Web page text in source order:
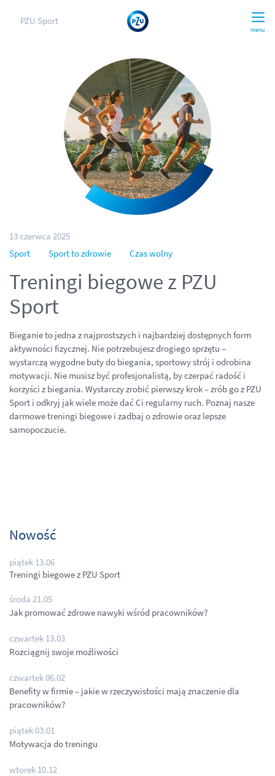
menu
PZU Sport
13 czerwca 2025
Sport
Sport to zdrowie Czas wolny
Treningi biegowe z PZU
Sport
Bieganie to jedna z najprostszych i najbardziej dostępnych form
aktywności fizycznej. Nie potrzebujesz drogiego sprzętu –
wystarczą wygodne buty do biegania, sportowy strój i odrobina
motywacji. Nie musisz być profesjonalistą, by czerpać radość i
korzyści z biegania. Wystarczy zrobić pierwszy krok – zrób go z PZU
Sport i odkryj jak wiele może dać Ci regularny ruch. Poznaj nasze
darmowe treningi biegowe i zadbaj o zdrowie oraz lepsze
samopoczucie.
Nowość
piątek 13.06
Treningi biegowe z PZU Sport
środa 21.05
Jak promować zdrowe nawyki wśród pracowników?
czwartek 13.03
Rozciągnij swoje moźliwości
czwartek 06.02
Benefity w firmie – jakie w rzeczywistości mają znaczenie dla
pracowników?
piątek 03.01
Motywacja do treningu
wtorek 10.12